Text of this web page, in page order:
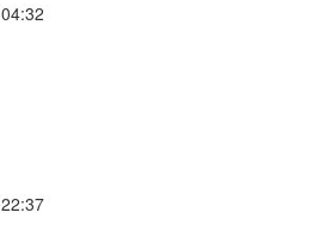
04:32
22:37